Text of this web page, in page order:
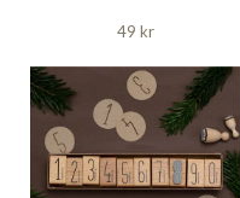
49 kr